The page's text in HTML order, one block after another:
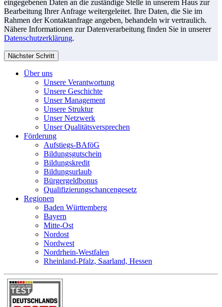
eingegebenen Daten an die zuständige Stelle in unserem Haus zur
Bearbeitung Ihrer Anfrage weitergeleitet. Ihre Daten, die Sie im
Rahmen der Kontaktanfrage angeben, behandeln wir vertraulich.
Nähere Informationen zur Datenverarbeitung finden Sie in unserer
Datenschutzerklärung.
Nächster Schritt
Über uns
Unsere Verantwortung
Unsere Geschichte
Unser Management
Unsere Struktur
Unser Netzwerk
Unser Qualitätsversprechen
Förderung
Aufstiegs-BAföG
Bildungsgutschein
Bildungskredit
Bildungsurlaub
Bürgergeldbonus
Qualifizierungschancengesetz
Regionen
Baden Württemberg
Bayern
Mitte-Ost
Nordost
Nordwest
Nordrhein-Westfalen
Rheinland-Pfalz, Saarland, Hessen